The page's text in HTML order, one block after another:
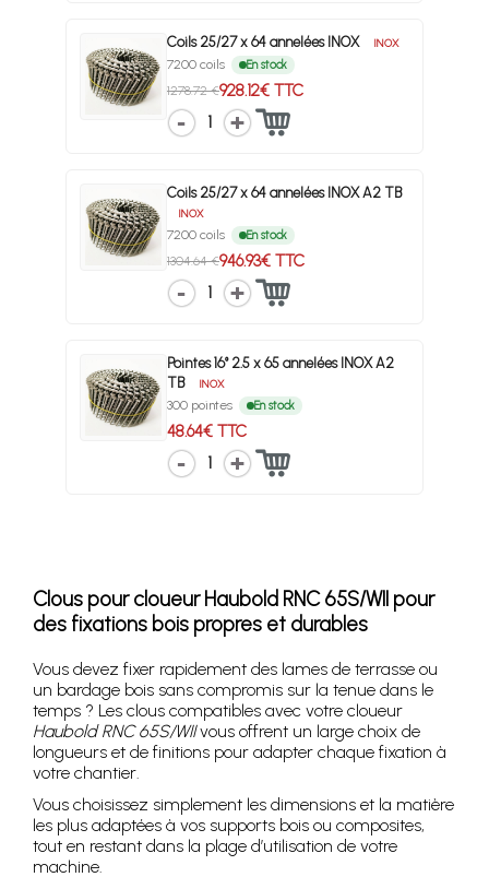
Coils 25/27 x 64 annelées INOX INOX
7200 coils En stock
1278.72 €928.12€ TTC
1
Coils 25/27 x 64 annelées INOX A2 TB
INOX
7200 coils En stock
1304.64 €946.93€ TTC
1
Pointes 16° 2.5 x 65 annelées INOX A2
TB
INOX
300 pointes En stock
48.64€ TTC
1
Clous pour cloueur Haubold RNC 65S/WII pour
des fixations bois propres et durables
Vous devez fixer rapidement des lames de terrasse ou
un bardage bois sans compromis sur la tenue dans le
temps ? Les clous compatibles avec votre cloueur
Haubold RNC 65S/WIIvous offrent un large choix de
longueurs et de finitions pour adapter chaque fixation à
votre chantier.
Vous choisissez simplement les dimensions et la matière
les plus adaptées à vos supports bois ou composites,
tout en restant dans la plage d’utilisation de votre
machine.